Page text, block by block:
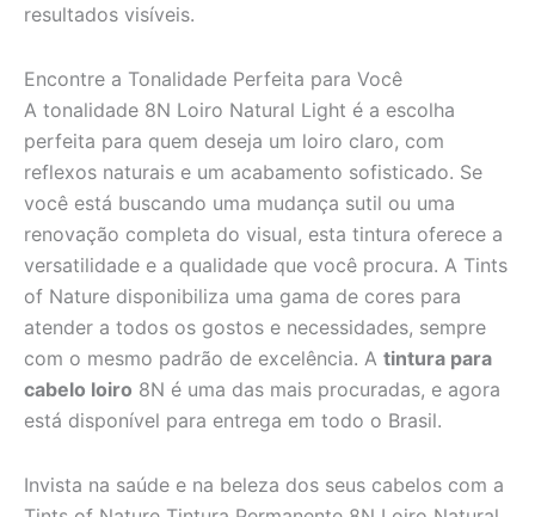
resultados visíveis.
Encontre a Tonalidade Perfeita para Você
A tonalidade 8N Loiro Natural Light é a escolha
perfeita para quem deseja um loiro claro, com
reflexos naturais e um acabamento sofisticado. Se
você está buscando uma mudança sutil ou uma
renovação completa do visual, esta tintura oferece a
versatilidade e a qualidade que você procura. A Tints
of Nature disponibiliza uma gama de cores para
atender a todos os gostos e necessidades, sempre
com o mesmo padrão de excelência. A tintura para
cabelo loiro 8N é uma das mais procuradas, e agora
está disponível para entrega em todo o Brasil.
Invista na saúde e na beleza dos seus cabelos com a